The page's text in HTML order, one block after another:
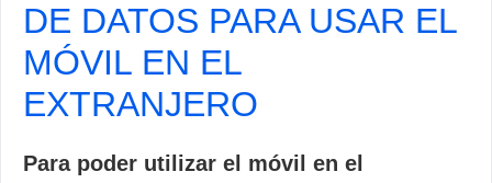
DE DATOS PARA USAR EL
MÓVIL EN EL
EXTRANJERO
Para poder utilizar el móvil en el